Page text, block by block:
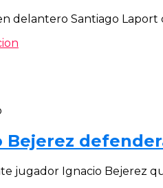
delantero Santiago Laport
Bejerez
jugador Ignacio Bejerez